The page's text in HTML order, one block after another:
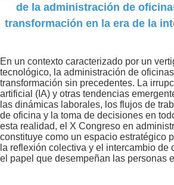
de la administración de
transformación en la era de la
En un contexto caracterizado por un
tecnológico, la administración de
transformación sin precedentes. La
artificial (IA) y otras tendencias
las dinámicas laborales, los flujos de
de oficina y la toma de decisiones en
esta realidad, el X Congreso en
constituye como un espacio estratégico
la reflexión colectiva y el intercambio de
el papel que desempeñan las personas